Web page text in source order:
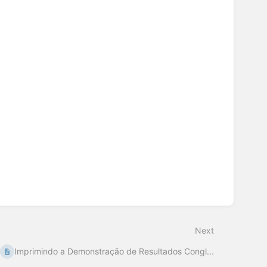
Next
Imprimindo a Demonstração de Resultados Congl...